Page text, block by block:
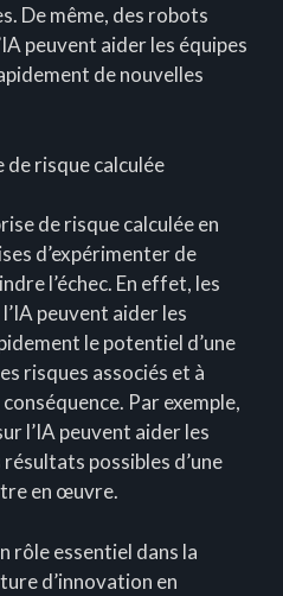
De même, des robots
peuvent aider les équipes
de nouvelles
de risque calculée
de risque calculée en
d’expérimenter de
l’échec. En effet, les
peuvent aider les
le potentiel d’une
risques associés et à
Par exemple,
l’IA peuvent aider les
possibles d’une
en œuvre.
rôle essentiel dans la
d’innovation en